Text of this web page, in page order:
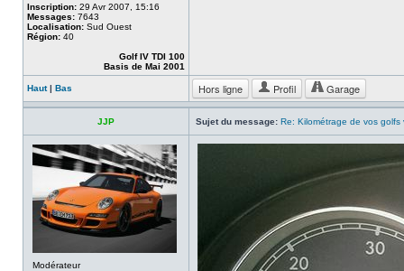
Inscription: 29 Avr 2007, 15:16
Messages: 7643
Localisation: Sud Ouest
Région: 40
Golf IV TDI 100
Basis de Mai 2001
Haut| Bas Hors ligne Profil Garage
JJP Sujet du message: Re: Kilométrage de vos golfs
Modérateur